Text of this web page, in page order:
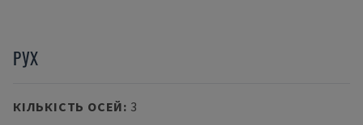
РУХ
КІЛЬКІСТЬ ОСЕЙ: 3